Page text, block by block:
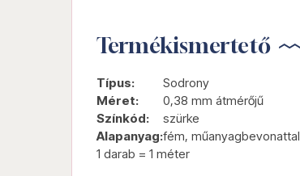
Termékismertető
Típus:
Sodrony
Méret:
0,38 mm átmérőjű
Színkód:
szürke
Alapanyag:fém, műanyagbevonattal
1 darab = 1 méter